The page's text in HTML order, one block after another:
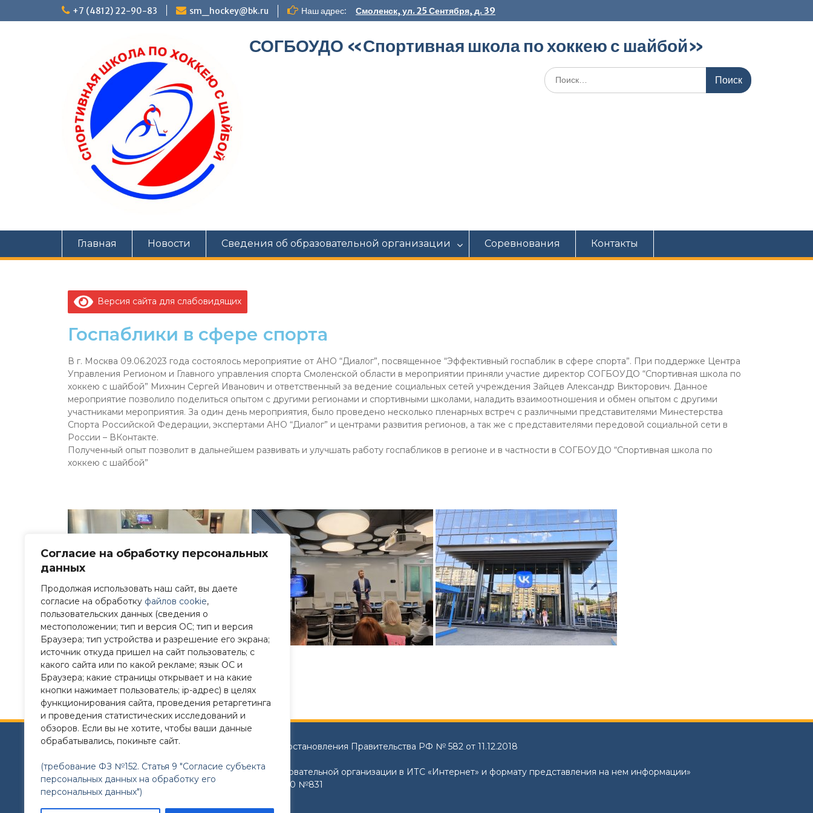
Согласие на обработку персональных
данных
Продолжая использовать наш сайт, вы даете
согласие на обработку файлов cookie,
пользовательских данных (сведения о
местоположении; тип и версия ОС; тип и версия
Браузера; тип устройства и разрешение его экрана;
источник откуда пришел на сайт пользователь; с
какого сайта или по какой рекламе; язык ОС и
Браузера; какие страницы открывает и на какие
кнопки нажимает пользователь; ip-адрес) в целях
функционирования сайта, проведения ретаргетинга
и проведения статистических исследований и
обзоров. Если вы не хотите, чтобы ваши данные
обрабатывались, покиньте сайт.
(требование ФЗ №152. Статья 9 "Согласие субъекта
персональных данных на обработку его
персональных данных")
+7 (4812) 22-90-83 sm_hockey@bk.ru Наш адрес: Смоленск, ул. 25 Сентября, д. 39
СОГБОУДО «‎Спортивная школа по хоккею с шайбой»‎
Главная Новости Сведения об образовательной организации Соревнования Контакты
Версия сайта для слабовидящих
Госпаблики в сфере спорта
В г. Москва 09.06.2023 года состоялось мероприятие от АНО “Диалог”, посвященное “Эффективный госпаблик в сфере спорта”. При поддержке Центра
Управления Регионом и Главного управления спорта Смоленской области в мероприятии приняли участие директор СОГБОУДО “Спортивная школа по
хоккею с шайбой” Михнин Сергей Иванович и ответственный за ведение социальных сетей учреждения Зайцев Александр Викторович. Данное
мероприятие позволило поделиться опытом с другими регионами и спортивными школами, наладить взаимоотношения и обмен опытом с другими
участниками мероприятия. За один день мероприятия, было проведено несколько пленарных встреч с различными представителями Минестерства
Спорта Российской Федерации, экспертами АНО “Диалог” и центрами развития регионов, а так же с представителями передовой социальной сети в
России – ВКонтакте.
Полученный опыт позволит в дальнейшем развивать и улучшать работу госпабликов в регионе и в частности в СОГБОУДО “Спортивная школа по
хоккею с шайбой”
Сайт разработан в соответствии с требованиями Постановления Правительства РФ № 582 от 11.12.2018
Требования к структуре официального сайта образовательной организации в ИТС «Интернет» и формату представления на нем информации»
утверждены Приказом Рособрнадзора от 14.08.2020 №831